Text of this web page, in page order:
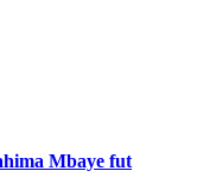
Mbaye fut